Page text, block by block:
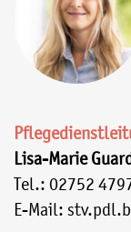
Lisa-Marie
Tel.: 02752
E-Mail: